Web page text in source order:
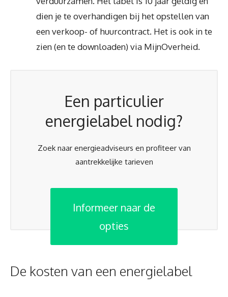
dien je te overhandigen bij het opstellen van
een verkoop- of huurcontract. Het is ook in te
zien (en te downloaden) via MijnOverheid.
Een particulier
energielabel nodig?
Zoek naar energieadviseurs en profiteer van
aantrekkelijke tarieven
Informeer naar de
opties
De kosten van een energielabel